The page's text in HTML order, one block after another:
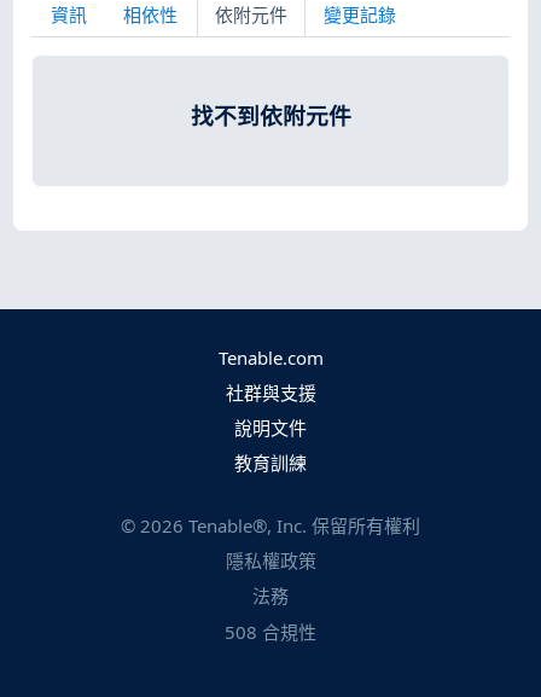
資訊 相依性 依附元件 變更記錄
找不到依附元件
Tenable.com
社群與支援
說明文件
教育訓練
© 2026 Tenable®, Inc. 保留所有權利
隱私權政策
法務
508 合規性